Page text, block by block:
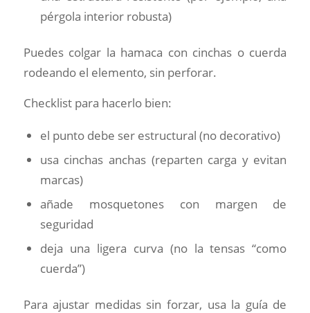
pérgola interior robusta)
Puedes colgar la hamaca con cinchas o cuerda
rodeando el elemento, sin perforar.
Checklist para hacerlo bien:
el punto debe ser estructural (no decorativo)
usa cinchas anchas (reparten carga y evitan
marcas)
añade mosquetones con margen de
seguridad
deja una ligera curva (no la tensas “como
cuerda”)
Para ajustar medidas sin forzar, usa la guía de